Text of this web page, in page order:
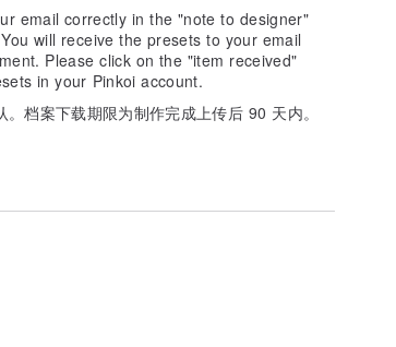
email correctly in the "note to designer"
will receive the presets to your email
Please click on the "item received"
in your Pinkoi account.
档案下载期限为制作完成上传后 90 天内。